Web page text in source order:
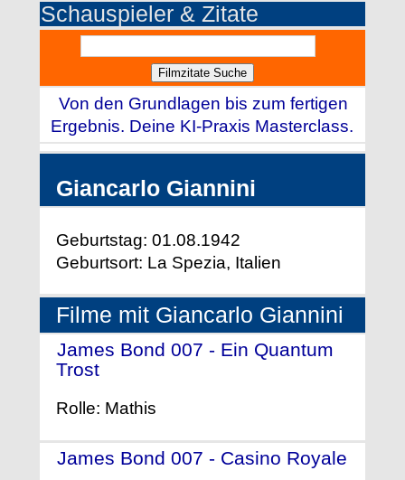
Schauspieler & Zitate
Von den Grundlagen bis zum fertigen
Ergebnis. Deine KI-Praxis Masterclass.
Giancarlo Giannini
Geburtstag: 01.08.1942
Geburtsort: La Spezia, Italien
Filme mit Giancarlo Giannini
James Bond 007 - Ein Quantum
Trost
Rolle: Mathis
James Bond 007 - Casino Royale